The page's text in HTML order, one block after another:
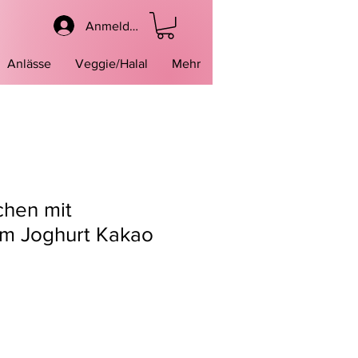
Anlässe Veggie/Halal Mehr
Anmelden
mit
Joghurt Kakao